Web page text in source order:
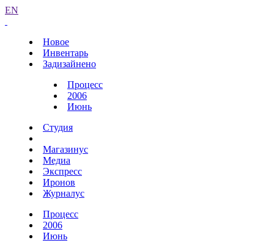
EN
Новое
Инвентарь
Задизайнено
Процесс
2006
Июнь
Студия
Магазинус
Медиа
Экспресс
Иронов
Журналус
Процесс
2006
Июнь